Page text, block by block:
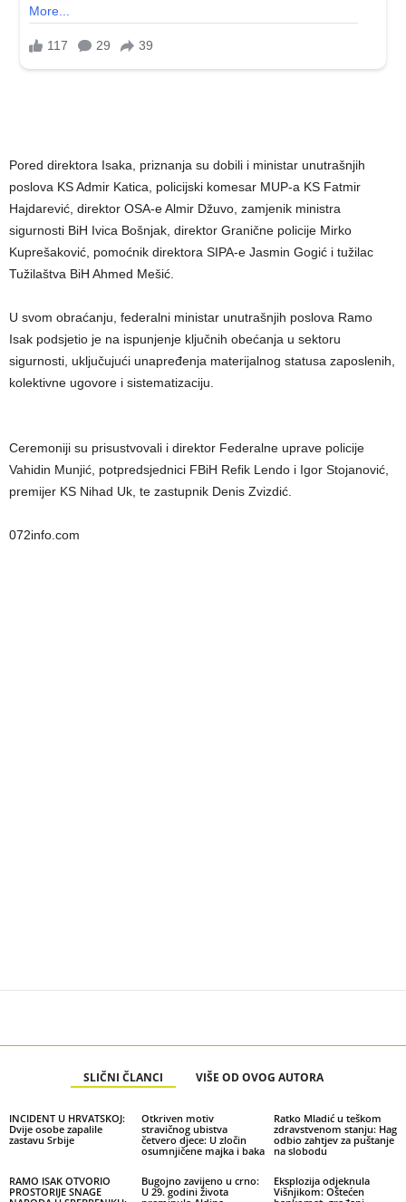
Pored direktora Isaka, priznanja su dobili i ministar unutrašnjih
poslova KS Admir Katica, policijski komesar MUP-a KS Fatmir
Hajdarević, direktor OSA-e Almir Džuvo, zamjenik ministra
sigurnosti BiH Ivica Bošnjak, direktor Granične policije Mirko
Kuprešaković, pomoćnik direktora SIPA-e Jasmin Gogić i tužilac
Tužilaštva BiH Ahmed Mešić.
U svom obraćanju, federalni ministar unutrašnjih poslova Ramo
Isak podsjetio je na ispunjenje ključnih obećanja u sektoru
sigurnosti, uključujući unapređenja materijalnog statusa zaposlenih,
kolektivne ugovore i sistematizaciju.
Ceremoniji su prisustvovali i direktor Federalne uprave policije
Vahidin Munjić, potpredsjednici FBiH Refik Lendo i Igor Stojanović,
premijer KS Nihad Uk, te zastupnik Denis Zvizdić.
072info.com
SLIČNI ČLANCI VIŠE OD OVOG AUTORA
INCIDENT U HRVATSKOJ:
Dvije osobe zapalile
zastavu Srbije
Otkriven motiv
stravičnog ubistva
četvero djece: U zločin
osumnjičene majka i baka
Ratko Mladić u teškom
zdravstvenom stanju: Hag
odbio zahtjev za puštanje
na slobodu
RAMO ISAK OTVORIO
PROSTORIJE SNAGE
Bugojno zavijeno u crno:
U 29. godini života
Eksplozija odjeknula
Višnjikom: Oštećen